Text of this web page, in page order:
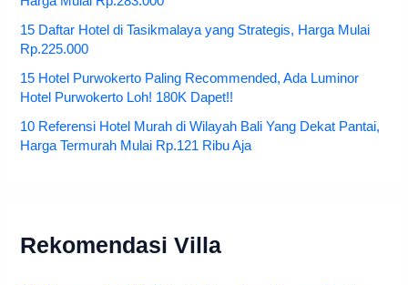
15 Daftar Hotel di Tasikmalaya yang Strategis, Harga Mulai
Rp.225.000
15 Hotel Purwokerto Paling Recommended, Ada Luminor
Hotel Purwokerto Loh! 180K Dapet!!
10 Referensi Hotel Murah di Wilayah Bali Yang Dekat Pantai,
Harga Termurah Mulai Rp.121 Ribu Aja
Rekomendasi Villa